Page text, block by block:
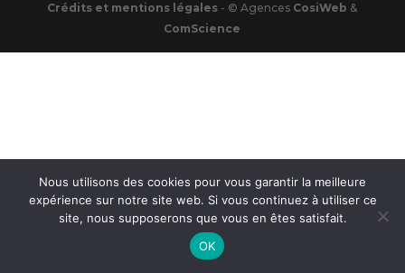
Crédits et mentions légales - © Agences CosiWeb &
ComScience
Nous utilisons des cookies pour vous garantir la meilleure
expérience sur notre site web. Si vous continuez à utiliser ce
site, nous supposerons que vous en êtes satisfait.
OK